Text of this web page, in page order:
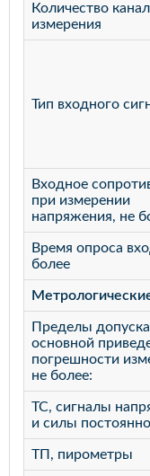
Количество
измерения
Тип входного
Входное
при измерении
напряжения, не
Время опроса
более
Пределы
основной
погрешности
не более:
ТС, сигналы
и силы
ТП, пирометры